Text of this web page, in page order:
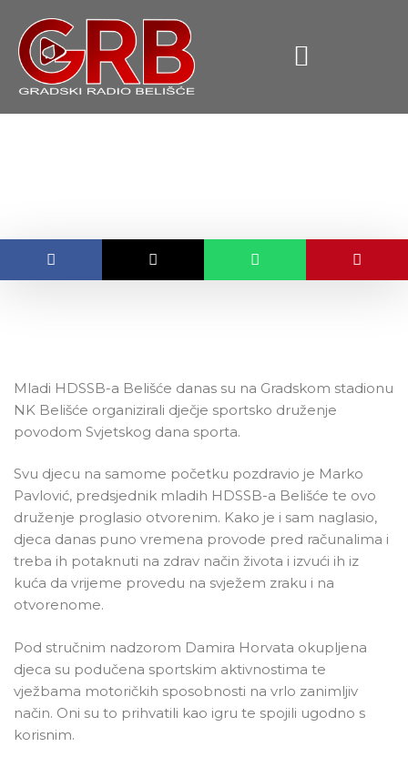
Mladi HDSSB-a Belišće danas su na Gradskom stadionu
NK Belišće organizirali dječje sportsko druženje
povodom Svjetskog dana sporta.
Svu djecu na samome početku pozdravio je Marko
Pavlović, predsjednik mladih HDSSB-a Belišće te ovo
druženje proglasio otvorenim. Kako je i sam naglasio,
djeca danas puno vremena provode pred računalima i
treba ih potaknuti na zdrav način života i izvući ih iz
kuća da vrijeme provedu na svježem zraku i na
otvorenome.
Pod stručnim nadzorom Damira Horvata okupljena
djeca su podučena sportskim aktivnostima te
vježbama motoričkih sposobnosti na vrlo zanimljiv
način. Oni su to prihvatili kao igru te spojili ugodno s
korisnim.